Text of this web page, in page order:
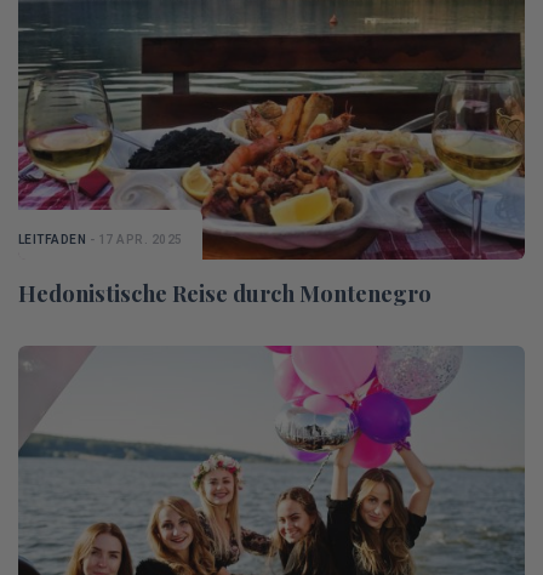
LEITFADEN - 17 APR. 2025
Hedonistische Reise durch Montenegro